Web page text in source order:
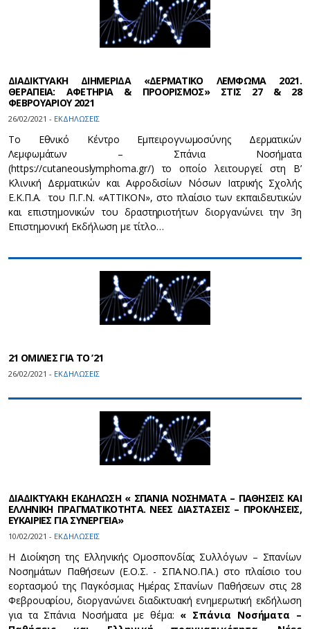
ΔΙΑΔΙΚΤΥΑΚΗ ΔΙΗΜΕΡΙΔΑ «ΔΕΡΜΑΤΙΚΟ ΛΕΜΦΩΜΑ 2021.
ΘΕΡΑΠΕΙΑ: ΑΦΕΤΗΡΙΑ & ΠΡΟΟΡΙΣΜΟΣ» ΣΤΙΣ 27 & 28
ΦΕΒΡΟΥΑΡΙΟΥ 2021
26/02/2021 - ΕΚΔΗΛΩΣΕΙΣ
Το Εθνικό Κέντρο Εμπειρογνωμοσύνης Δερματικών
Λεμφωμάτων – Σπάνια Νοσήματα
(https://cutaneouslymphoma.gr/) το οποίο λειτουργεί στη Β’
Κλινική Δερματικών και Αφροδισίων Νόσων Ιατρικής Σχολής
Ε.Κ.Π.Α. του Π.Γ.Ν. «ΑΤΤΙΚΟΝ», στο πλαίσιο των εκπαιδευτικών
και επιστημονικών του δραστηριοτήτων διοργανώνει την 3η
Επιστημονική Εκδήλωση με τίτλο…
21 ΟΜΙΛΙΕΣ ΓΙΑ ΤΟ ’21
26/02/2021 - ΕΚΔΗΛΩΣΕΙΣ
ΔΙΑΔΙΚΤΥΑΚΗ ΕΚΔΗΛΩΣΗ « ΣΠΑΝΙΑ ΝΟΣΗΜΑΤΑ – ΠΑΘΗΣΕΙΣ ΚΑΙ
ΕΛΛΗΝΙΚΗ ΠΡΑΓΜΑΤΙΚΟΤΗΤΑ. ΝΕΕΣ ΔΙΑΣΤΑΣΕΙΣ – ΠΡΟΚΛΗΣΕΙΣ,
ΕΥΚΑΙΡΙΕΣ ΓΙΑ ΣΥΝΕΡΓΕΙΑ»
10/02/2021 - ΕΚΔΗΛΩΣΕΙΣ
Η Διοίκηση της Ελληνικής Ομοσπονδίας Συλλόγων – Σπανίων
Νοσημάτων Παθήσεων (Ε.Ο.Σ. - ΣΠΑ.ΝΟ.ΠΑ.) στο πλαίσιο του
εορτασμού της Παγκόσμιας Ημέρας Σπανίων Παθήσεων στις 28
Φεβρουαρίου, διοργανώνει διαδικτυακή ενημερωτική εκδήλωση
για τα Σπάνια Νοσήματα με θέμα: « Σπάνια Νοσήματα –